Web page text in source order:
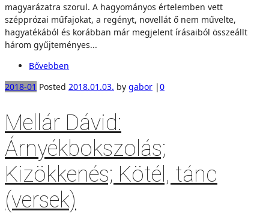
magyarázatra szorul. A hagyományos értelemben vett
szépprózai műfajokat, a regényt, novellát ő nem művelte,
hagyatékából és korábban már megjelent írásaiból összeállt
három gyűjteményes...
Bővebben
2018-01 Posted 2018.01.03. by gabor |0
Mellár Dávid:
Árnyékbokszolás;
Kizökkenés; Kötél, tánc
(versek)